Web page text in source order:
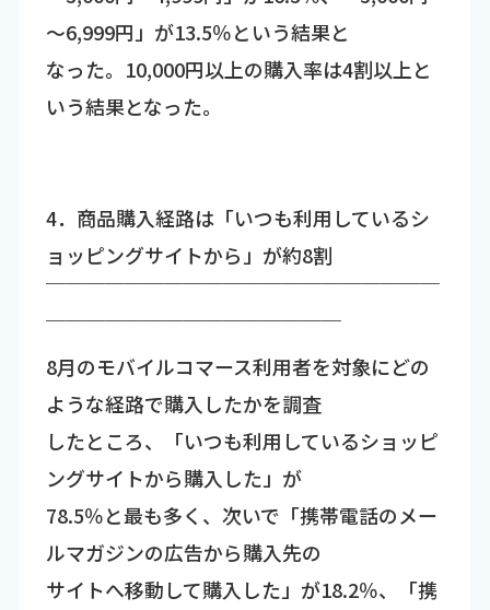
～6,999円」が13.5％という結果と
なった。10,000円以上の購入率は4割以上と
いう結果となった。
4．商品購入経路は「いつも利用しているシ
ョッピングサイトから」が約8割
￣￣￣￣￣￣￣￣￣￣￣￣￣￣￣￣￣￣￣￣
￣￣￣￣￣￣￣￣￣￣￣￣￣￣￣
8月のモバイルコマース利用者を対象にどの
ような経路で購入したかを調査
したところ、「いつも利用しているショッピ
ングサイトから購入した」が
78.5％と最も多く、次いで「携帯電話のメー
ルマガジンの広告から購入先の
サイトへ移動して購入した」が18.2％、「携